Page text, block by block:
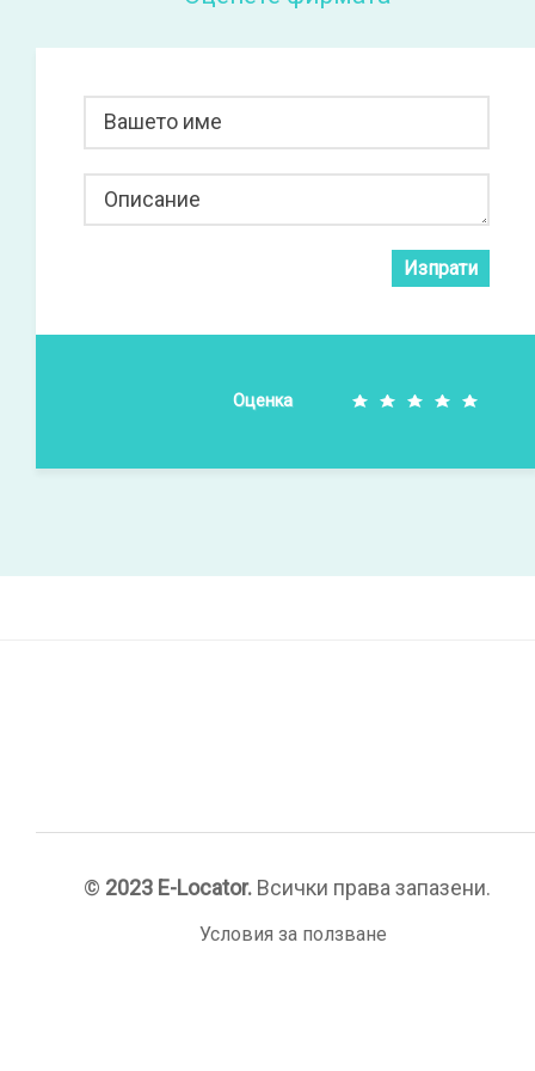
Вашето име
Описание
Изпрати
Оценка
© 2023 E-Locator.Всички права запазени.
Условия за ползване